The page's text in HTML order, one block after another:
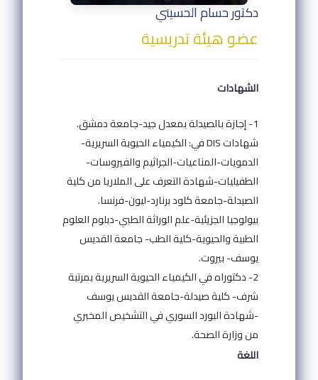
دكتور حسام الحسيني
عضو هيئة تدريسية
الشهادات
1- إجازة بالصيدلة بمعدل جيد-جامعة دمشق.
شهادات DIS في: الكيمياء الحيوية السريرية-
الدمويات-المناعيات-الجراثيم والفيروسات-
الطفيليات-شهادة التعرف على الملاريا من كلية
الصيدلة-جامعة كلود برنارد-ليون-فرنسا.
بيولوجيا الجزيئية-علم الوراثة الطبي-دبلوم العلوم
الطبية والحيوية-كلية الطب- جامعة القديس
يوسف- بيروت.
2- دكتوراه في الكيمياء الحيوية السريرية بمرتبة
شرف- كلية صيدلة-جامعة القديس يوسف
-شهادة البورد السوري في التشخيص المخبري
من وزارة الصحة.
اللغة